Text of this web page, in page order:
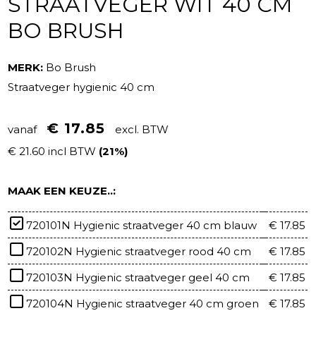
BO BRUSH
MERK: Bo Brush
Straatveger hygienic 40 cm
vanaf € 17.85
excl. BTW
€ 21.60 incl BTW (21%)
MAAK EEN KEUZE..:
720101N Hygienic straatveger 40 cm blauw
€ 17.85
720102N Hygienic straatveger rood 40 cm
€ 17.85
720103N Hygienic straatveger geel 40 cm
€ 17.85
720104N Hygienic straatveger 40 cm groen
€ 17.85